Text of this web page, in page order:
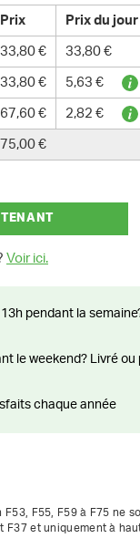
Prix Prix du jour
33,80 € 33,80 €
33,80 € 5,63 €
67,60 € 2,82 €
75,00 €
Voir ici.
chaque année
F53, F55, F59 à F75 ne
F37 et uniquement à